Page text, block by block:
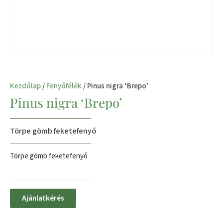
Kezdőlap/Fenyőfélék/ Pinus nigra ‘Brepo’
Pinus nigra ‘Brepo’
Törpe gömb feketefenyő
Törpe gömb feketefenyő
Ajánlatkérés